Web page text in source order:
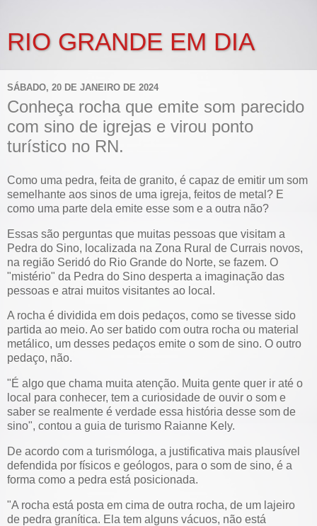
RIO GRANDE EM DIA
SÁBADO, 20 DE JANEIRO DE 2024
Conheça rocha que emite som parecido
com sino de igrejas e virou ponto
turístico no RN.
Como uma pedra, feita de granito, é capaz de emitir um som
semelhante aos sinos de uma igreja, feitos de metal? E
como uma parte dela emite esse som e a outra não?
Essas são perguntas que muitas pessoas que visitam a
Pedra do Sino, localizada na Zona Rural de Currais novos,
na região Seridó do Rio Grande do Norte, se fazem. O
"mistério" da Pedra do Sino desperta a imaginação das
pessoas e atrai muitos visitantes ao local.
A rocha é dividida em dois pedaços, como se tivesse sido
partida ao meio. Ao ser batido com outra rocha ou material
metálico, um desses pedaços emite o som de sino. O outro
pedaço, não.
"É algo que chama muita atenção. Muita gente quer ir até o
local para conhecer, tem a curiosidade de ouvir o som e
saber se realmente é verdade essa história desse som de
sino", contou a guia de turismo Raianne Kely.
De acordo com a turismóloga, a justificativa mais plausível
defendida por físicos e geólogos, para o som de sino, é a
forma como a pedra está posicionada.
"A rocha está posta em cima de outra rocha, de um lajeiro
de pedra granítica. Ela tem alguns vácuos, não está